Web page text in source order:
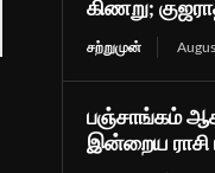
கிணறு;
சற்றுமுன்
பஞ்சாங்கம்
இன்றைய